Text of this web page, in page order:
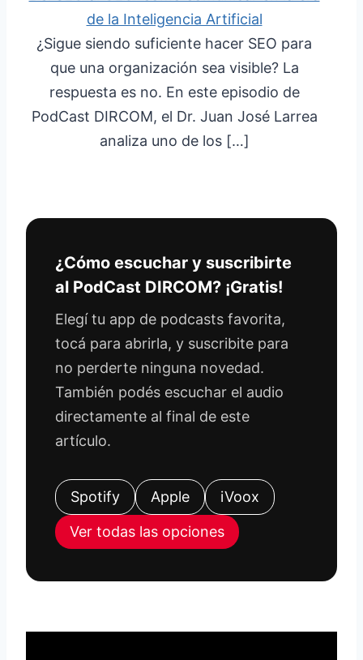
de la Inteligencia Artificial
¿Sigue siendo suficiente hacer SEO para
que una organización sea visible? La
respuesta es no. En este episodio de
PodCast DIRCOM, el Dr. Juan José Larrea
analiza uno de los […]
¿Cómo escuchar y suscribirte
al PodCast DIRCOM? ¡Gratis!
Elegí tu app de podcasts favorita,
tocá para abrirla, y suscribite para
no perderte ninguna novedad.
También podés escuchar el audio
directamente al final de este
artículo.
Spotify Apple iVoox
Ver todas las opciones